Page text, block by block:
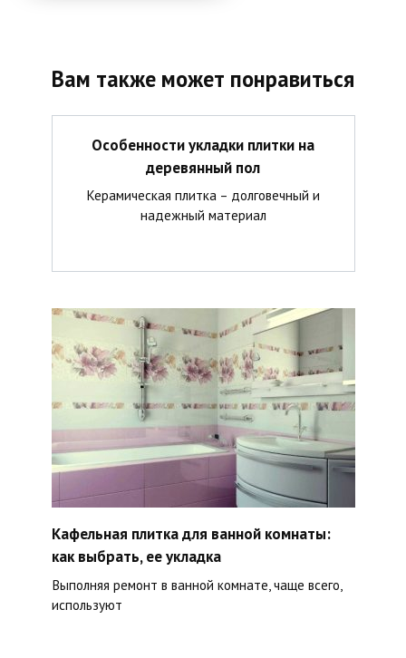
Вам также может понравиться
Особенности укладки плитки на
деревянный пол
Керамическая плитка – долговечный и
надежный материал
Кафельная плитка для ванной комнаты:
как выбрать, ее укладка
Выполняя ремонт в ванной комнате, чаще всего,
используют